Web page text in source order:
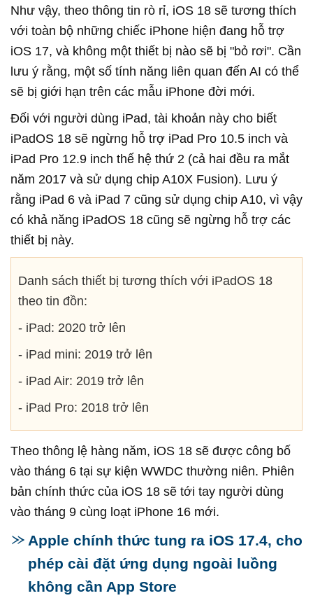
Như vậy, theo thông tin rò rỉ, iOS 18 sẽ tương thích
với toàn bộ những chiếc iPhone hiện đang hỗ trợ
iOS 17, và không một thiết bị nào sẽ bị "bỏ rơi". Cần
lưu ý rằng, một số tính năng liên quan đến AI có thể
sẽ bị giới hạn trên các mẫu iPhone đời mới.
Đối với người dùng iPad, tài khoản này cho biết
iPadOS 18 sẽ ngừng hỗ trợ iPad Pro 10.5 inch và
iPad Pro 12.9 inch thế hệ thứ 2 (cả hai đều ra mắt
năm 2017 và sử dụng chip A10X Fusion). Lưu ý
rằng iPad 6 và iPad 7 cũng sử dụng chip A10, vì vậy
có khả năng iPadOS 18 cũng sẽ ngừng hỗ trợ các
thiết bị này.
Danh sách thiết bị tương thích với iPadOS 18
theo tin đồn:
- iPad: 2020 trở lên
- iPad mini: 2019 trở lên
- iPad Air: 2019 trở lên
- iPad Pro: 2018 trở lên
Theo thông lệ hàng năm, iOS 18 sẽ được công bố
vào tháng 6 tại sự kiện WWDC thường niên. Phiên
bản chính thức của iOS 18 sẽ tới tay người dùng
vào tháng 9 cùng loạt iPhone 16 mới.
Apple chính thức tung ra iOS 17.4, cho
phép cài đặt ứng dụng ngoài luồng
không cần App Store